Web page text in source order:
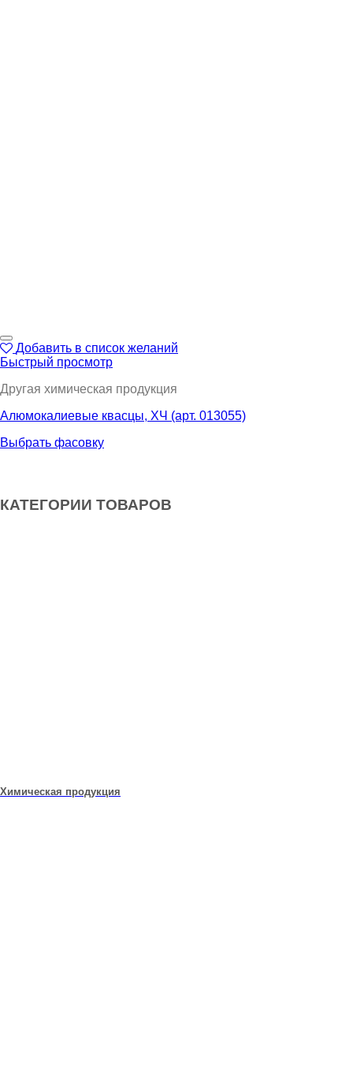
Добавить в список желаний
Быстрый просмотр
Другая химическая продукция
Алюмокалиевые квасцы, ХЧ (арт. 013055)
Выбрать фасовку
КАТЕГОРИИ ТОВАРОВ
Химическая продукция